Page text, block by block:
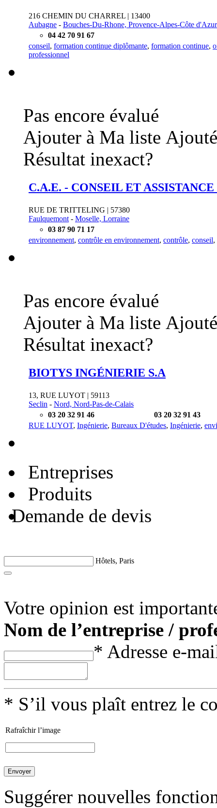
216 CHEMIN DU CHARREL | 13400
Aubagne - Bouches-Du-Rhone, Provence-Alpes-Côte d'Azur
04 42 70 91 67
conseil, formation continue diplômante, formation continue,
professionnel
Pas encore évalué
Ajouter à Ma liste
Résultat inexact?
C.A.E. - CONSEIL ET
RUE DE TRITTELING | 57380
Faulquemont - Moselle, Lorraine
03 87 90 71 17
environnement, contrôle en environnement, contrôle, conseil,
Pas encore évalué
Ajouter à Ma liste
Résultat inexact?
BIOTYS INGÉNIERIE S.A
13, RUE LUYOT | 59113
Seclin - Nord, Nord-Pas-de-Calais
03 20 32 91 46
03 20 32 91 43
RUE LUYOT, Ingénierie, Bureaux D'études, Ingénierie,
Entreprises
Produits
Demande de devis
Hôtels, Paris
Votre opinion est
Nom de l’entreprise /
* Adresse e-
* S’il vous plaît entrez le
Rafraîchir l’image
Suggérer nouvelles